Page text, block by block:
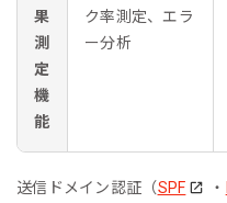
果
測
定
機
能
ク率測定、エラ
ー分析
送信ドメイン認証（SPF ・